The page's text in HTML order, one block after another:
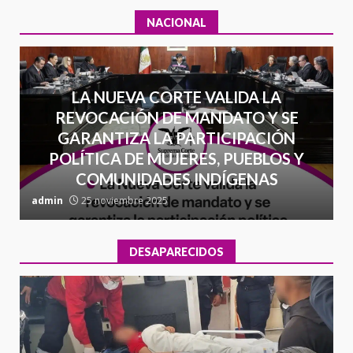
NACIONAL
LA NUEVA CORTE VALIDA LA
REVOCACIÓN DE MANDATO Y SE
GARANTIZA LA PARTICIPACIÓN
POLÍTICA DE MUJERES, PUEBLOS Y
COMUNIDADES INDÍGENAS
admin 25 noviembre 2025
DESAPARECIDOS